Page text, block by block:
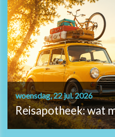
woensdag, 22 jul. 2026
Reisapotheek: wat